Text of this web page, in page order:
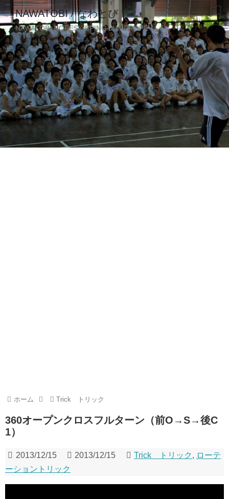
NAWATOBI / なわとび
NAWATOBI ROPESKIPPING JUMPROPE
ホーム Trick トリック
360オープンクロスフルターン（前O→S→後C
1）
2013/12/15 2013/12/15 Trick トリック , ローテ
ーショントリック